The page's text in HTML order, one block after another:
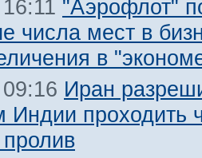
"Аэрофлот"
числа мест в
в
Иран
Индии проходить